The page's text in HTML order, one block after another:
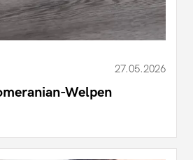
27.05.2026
Welpen